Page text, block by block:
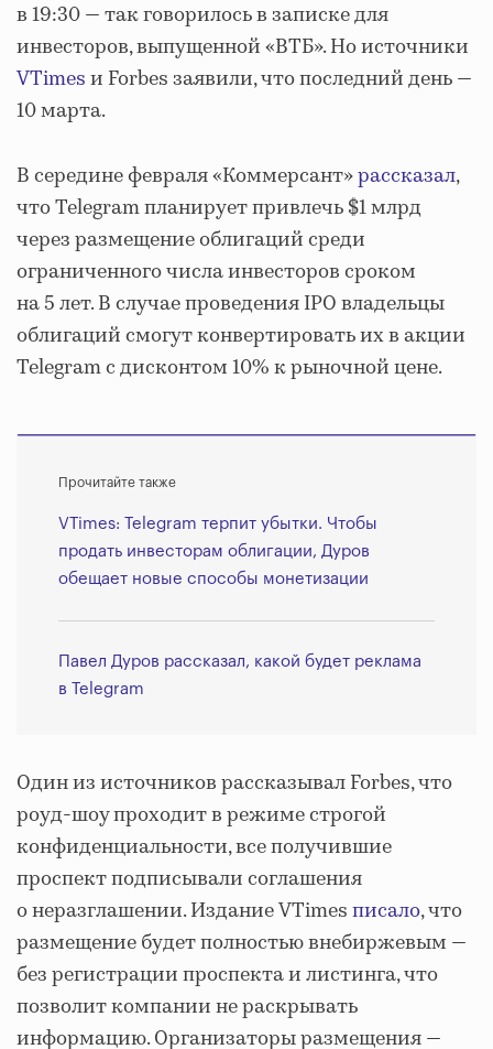
в 19:30 — так говорилось в записке для
инвесторов, выпущенной «ВТБ». Но источники
VTimesи Forbes заявили, что последний день —
10 марта.
В середине февраля «Коммерсант»рассказал,
что Telegram планирует привлечь $1 млрд
через размещение облигаций среди
ограниченного числа инвесторов сроком
на 5 лет. В случае проведения IPO владельцы
облигаций смогут конвертировать их в акции
Telegram с дисконтом 10% к рыночной цене.
Прочитайте также
VTimes: Telegram терпит убытки. Чтобы
продать инвесторам облигации, Дуров
обещает новые способы монетизации
Павел Дуров рассказал, какой будет реклама
в Telegram
Один из источников рассказывал Forbes, что
роуд-шоу проходит в режиме строгой
конфиденциальности, все получившие
проспект подписывали соглашения
о неразглашении. Издание VTimesписало, что
размещение будет полностью внебиржевым —
без регистрации проспекта и листинга, что
позволит компании не раскрывать
информацию. Организаторы размещения —